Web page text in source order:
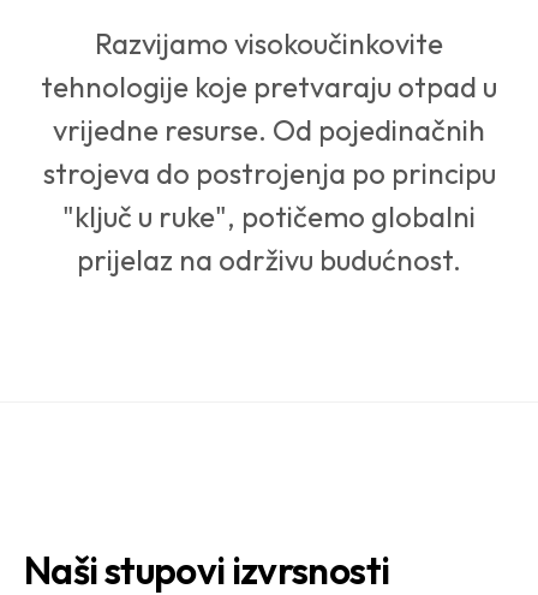
Razvijamo visokoučinkovite
tehnologije koje pretvaraju otpad u
vrijedne resurse. Od pojedinačnih
strojeva do postrojenja po principu
"ključ u ruke", potičemo globalni
prijelaz na održivu budućnost.
Naši stupovi izvrsnosti